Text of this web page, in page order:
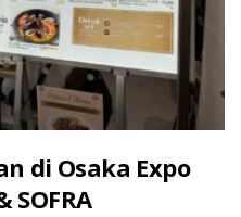
di Osaka Expo
SOFRA